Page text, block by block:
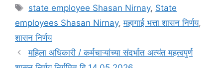
Tags
state employee Shasan Nirnay, State
employees Shasan Nirnay,महागाई भत्ता शासन निर्णय,
शासन निर्णय
महिला अधिकारी / कर्मचाऱ्यांच्या संदर्भात अत्यंत महत्वपुर्ण